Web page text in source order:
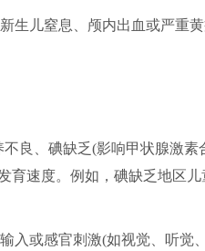
生儿窒息、颅内出血或严重
良、碘缺乏(影响甲状腺激
育速度。例如，碘缺乏地区儿
入或感官刺激(如视觉、听觉